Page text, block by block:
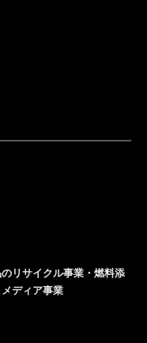
リサイクル事業・燃料添
ディア事業